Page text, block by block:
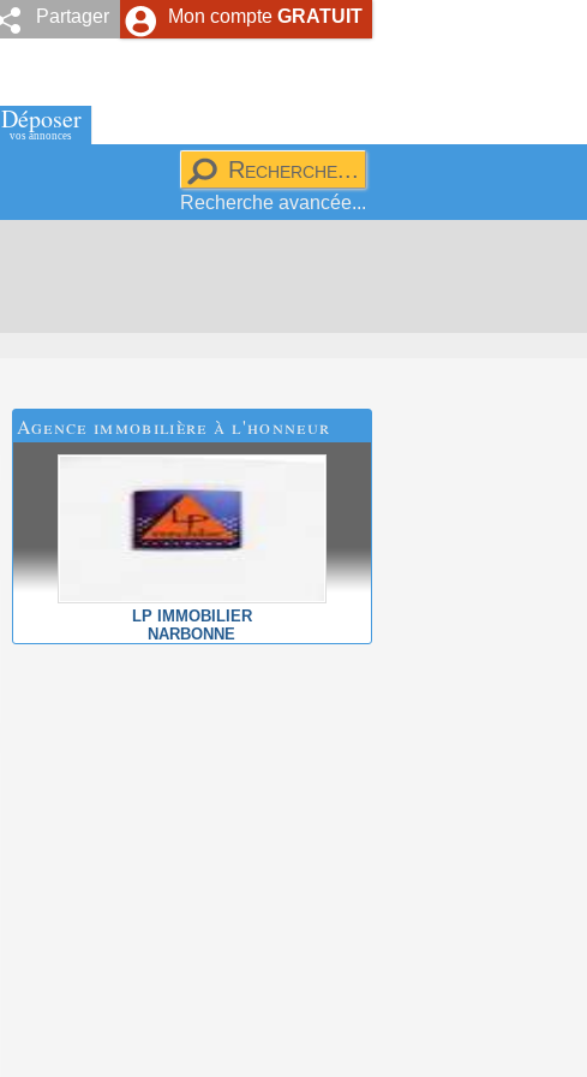
Mon compte GRATUIT
Partager
Déposer
vos annonces
Recherche avancée...
Agence immobilière à l'honneur
LP IMMOBILIER
NARBONNE